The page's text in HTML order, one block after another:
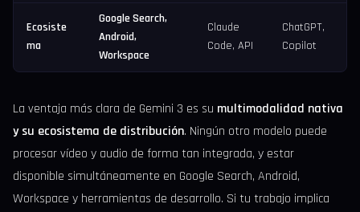
Ecosiste
ma
Google Search,
Android,
Workspace
Claude
Code, API
ChatGPT,
Copilot
La ventaja más clara de Gemini 3 es su multimodalidad nativa
y su ecosistema de distribución. Ningún otro modelo puede
procesar vídeo y audio de forma tan integrada, y estar
disponible simultáneamente en Google Search, Android,
Workspace y herramientas de desarrollo. Si tu trabajo implica